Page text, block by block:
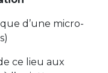
d’une micro-
ce lieu aux